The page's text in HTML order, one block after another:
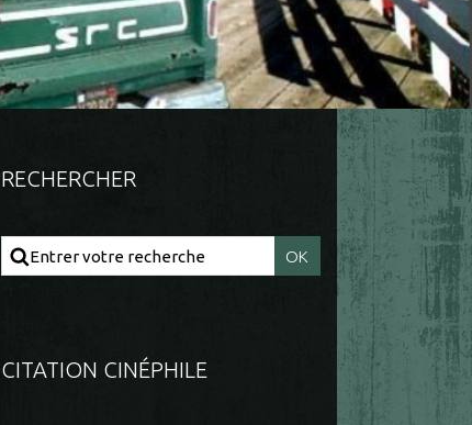
RECHERCHER
CITATION CINÉPHILE